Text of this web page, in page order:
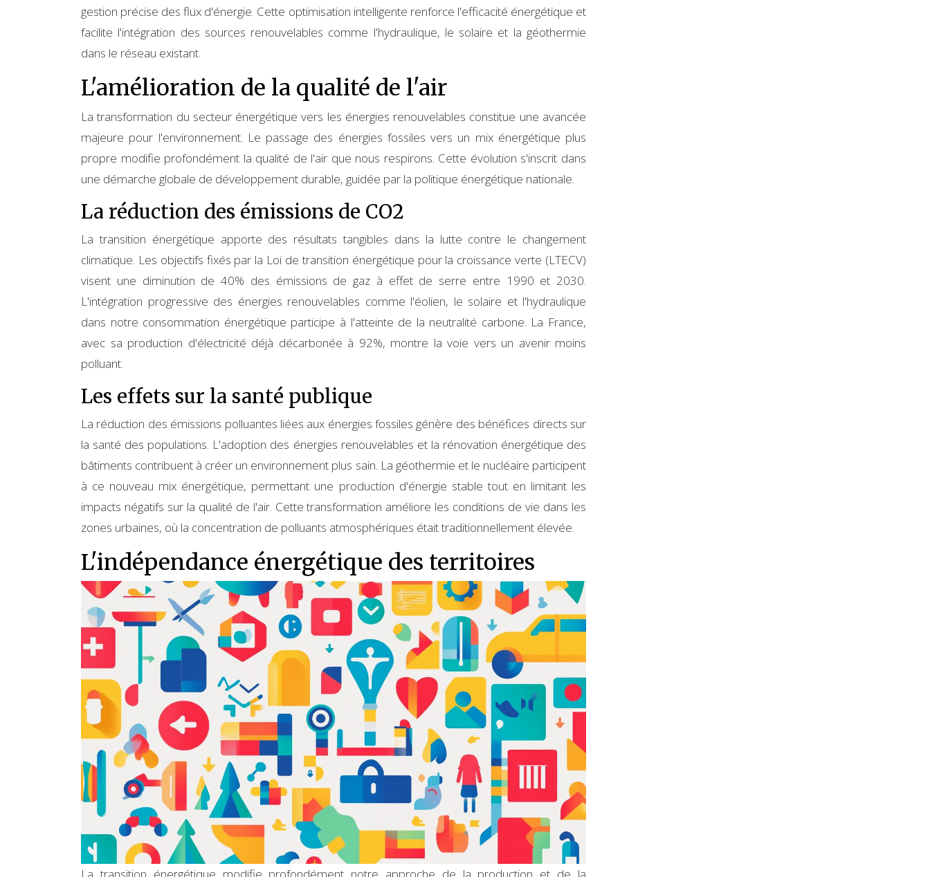
gestion précise des flux d'énergie. Cette optimisation intelligente renforce l'efficacité énergétique et
facilite l'intégration des sources renouvelables comme l'hydraulique, le solaire et la géothermie
dans le réseau existant.
L'amélioration de la qualité de l'air
La transformation du secteur énergétique vers les énergies renouvelables constitue une avancée
majeure pour l'environnement. Le passage des énergies fossiles vers un mix énergétique plus
propre modifie profondément la qualité de l'air que nous respirons. Cette évolution s'inscrit dans
une démarche globale de développement durable, guidée par la politique énergétique nationale.
La réduction des émissions de CO2
La transition énergétique apporte des résultats tangibles dans la lutte contre le changement
climatique. Les objectifs fixés par la Loi de transition énergétique pour la croissance verte (LTECV)
visent une diminution de 40% des émissions de gaz à effet de serre entre 1990 et 2030.
L'intégration progressive des énergies renouvelables comme l'éolien, le solaire et l'hydraulique
dans notre consommation énergétique participe à l'atteinte de la neutralité carbone. La France,
avec sa production d'électricité déjà décarbonée à 92%, montre la voie vers un avenir moins
polluant.
Les effets sur la santé publique
La réduction des émissions polluantes liées aux énergies fossiles génère des bénéfices directs sur
la santé des populations. L'adoption des énergies renouvelables et la rénovation énergétique des
bâtiments contribuent à créer un environnement plus sain. La géothermie et le nucléaire participent
à ce nouveau mix énergétique, permettant une production d'énergie stable tout en limitant les
impacts négatifs sur la qualité de l'air. Cette transformation améliore les conditions de vie dans les
zones urbaines, où la concentration de polluants atmosphériques était traditionnellement élevée.
L'indépendance énergétique des territoires